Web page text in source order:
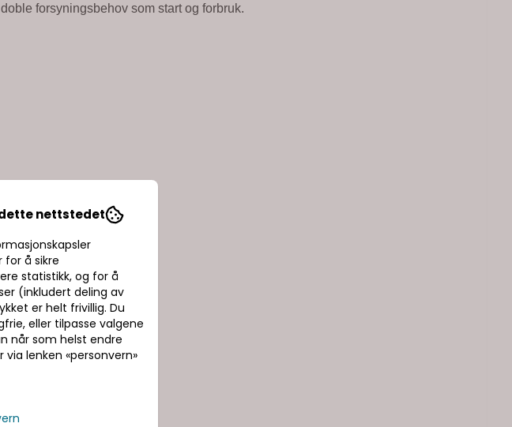
forsyningsbehov som start og forbruk.
nettstedet
for å sikre
statistikk, og for å
(inkludert deling av
er helt frivillig. Du
eller tilpasse valgene
når som helst endre
lenken «personvern»